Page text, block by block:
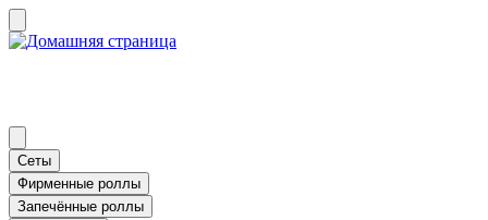
Сеты
Фирменные роллы
Запечённые роллы